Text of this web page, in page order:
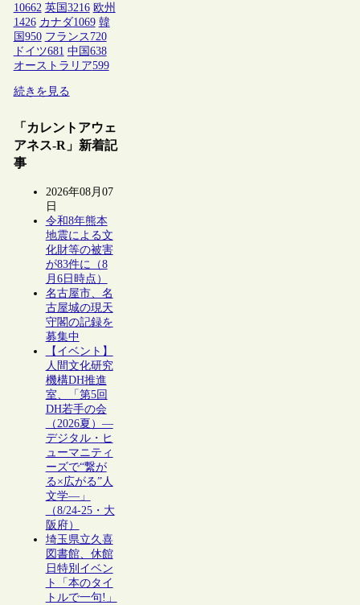
10662 英国3216 欧州
1426 カナダ1069 韓
国950 フランス 720
ドイツ681 中国638
オーストラリア599
続きを見る
「カレントアウェ
アネス-R」新着記
事
2026年08月07
日
令和8年熊本
地震による文
化財等の被害
が83件に（8
月6日時点）
名古屋市、名
古屋城の現天
守閣の記録を
募集中
【イベント】
人間文化研究
機構DH推進
室、「第5回
DH若手の会
（2026夏）―
デジタル・ヒ
ューマニティ
ーズで“繋が
る×広がる”人
文学―」
（8/24-25・大
阪府）
埼玉県立久喜
図書館、休館
日特別イベン
ト「本のタイ
トルで一句!」